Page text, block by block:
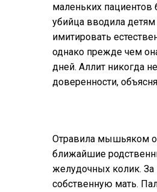
маленьких
убийца вводила
имитировать
однако прежде чем
дней. Аллит никогда
доверенности,
Отравила мышьяком
ближайшие
желудочных колик.
собственную мать.